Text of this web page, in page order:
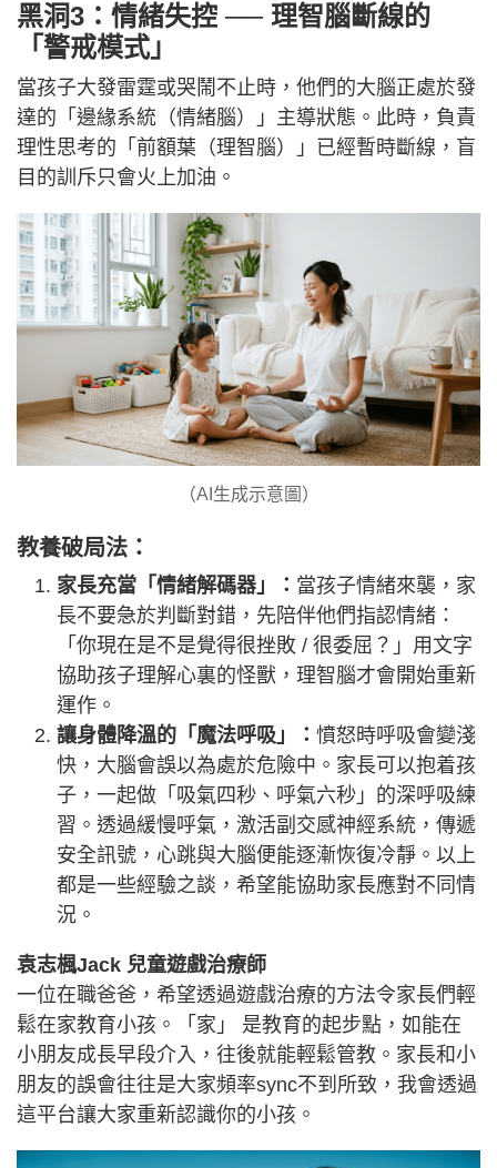
黑洞3：情緒失控 ── 理智腦斷線的
「警戒模式」
當孩子大發雷霆或哭鬧不止時，他們的大腦正處於發
達的「邊緣系統（情緒腦）」主導狀態。此時，負責
理性思考的「前額葉（理智腦）」已經暫時斷線，盲
目的訓斥只會火上加油。
（AI生成示意圖）
教養破局法：
家長充當「情緒解碼器」： 當孩子情緒來襲，家
長不要急於判斷對錯，先陪伴他們指認情緒：
「你現在是不是覺得很挫敗 / 很委屈？」用文字
協助孩子理解心裏的怪獸，理智腦才會開始重新
運作。
讓身體降溫的「魔法呼吸」： 憤怒時呼吸會變淺
快，大腦會誤以為處於危險中。家長可以抱着孩
子，一起做「吸氣四秒、呼氣六秒」的深呼吸練
習。透過緩慢呼氣，激活副交感神經系統，傳遞
安全訊號，心跳與大腦便能逐漸恢復冷靜。以上
都是一些經驗之談，希望能協助家長應對不同情
況。
袁志楓Jack 兒童遊戲治療師
一位在職爸爸，希望透過遊戲治療的方法令家長們輕
鬆在家教育小孩。「家」 是教育的起步點，如能在
小朋友成長早段介入，往後就能輕鬆管教。家長和小
朋友的誤會往往是大家頻率sync不到所致，我會透過
這平台讓大家重新認識你的小孩。